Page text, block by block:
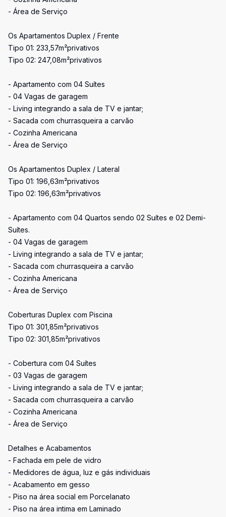
- Área de Serviço
Os Apartamentos Duplex / Frente
Tipo 01: 233,57m²privativos
Tipo 02: 247,08m²privativos
- Apartamento com 04 Suítes
- 04 Vagas de garagem
- Living integrando a sala de TV e jantar;
- Sacada com churrasqueira a carvão
- Cozinha Americana
- Área de Serviço
Os Apartamentos Duplex / Lateral
Tipo 01: 196,63m²privativos
Tipo 02: 196,63m²privativos
- Apartamento com 04 Quartos sendo 02 Suítes e 02 Demi-
Suítes.
- 04 Vagas de garagem
- Living integrando a sala de TV e jantar;
- Sacada com churrasqueira a carvão
- Cozinha Americana
- Área de Serviço
Coberturas Duplex com Piscina
Tipo 01: 301,85m²privativos
Tipo 02: 301,85m²privativos
- Cobertura com 04 Suítes
- 03 Vagas de garagem
- Living integrando a sala de TV e jantar;
- Sacada com churrasqueira a carvão
- Cozinha Americana
- Área de Serviço
Detalhes e Acabamentos
- Fachada em pele de vidro
- Medidores de água, luz e gás individuais
- Acabamento em gesso
- Piso na área social em Porcelanato
- Piso na área intima em Laminado